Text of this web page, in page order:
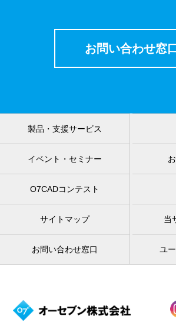
お問い合わせ窓
製品・支援サービス
イベント・セミナー
O7CADコンテスト
サイトマップ 当
お問い合わせ窓口 ユ